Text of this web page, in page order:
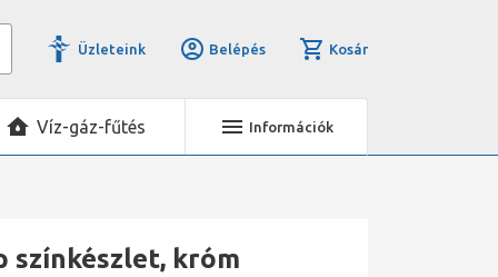
Üzleteink Belépés Kosár
Víz-gáz-fűtés Információk
színkészlet, króm